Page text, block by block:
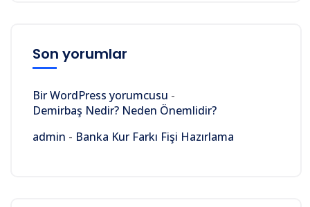
Son yorumlar
Bir WordPress yorumcusu -
Demirbaş Nedir? Neden Önemlidir?
admin - Banka Kur Farkı Fişi Hazırlama